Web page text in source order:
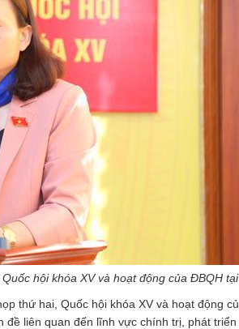
hội khóa XV và hoạt động của ĐBQH
thứ hai, Quốc hội khóa XV và hoạt động
liên quan đến lĩnh vực chính trị, phát triển